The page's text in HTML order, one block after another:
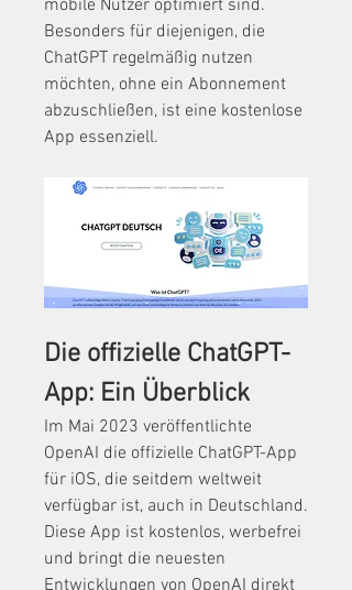
mobile Nutzer optimiert sind.
Besonders für diejenigen, die
ChatGPT regelmäßig nutzen
möchten, ohne ein Abonnement
abzuschließen, ist eine kostenlose
App essenziell.
Die offizielle ChatGPT-
App: Ein Überblick
Im Mai 2023 veröffentlichte
OpenAI die offizielle ChatGPT-App
für iOS, die seitdem weltweit
verfügbar ist, auch in Deutschland.
Diese App ist kostenlos, werbefrei
und bringt die neuesten